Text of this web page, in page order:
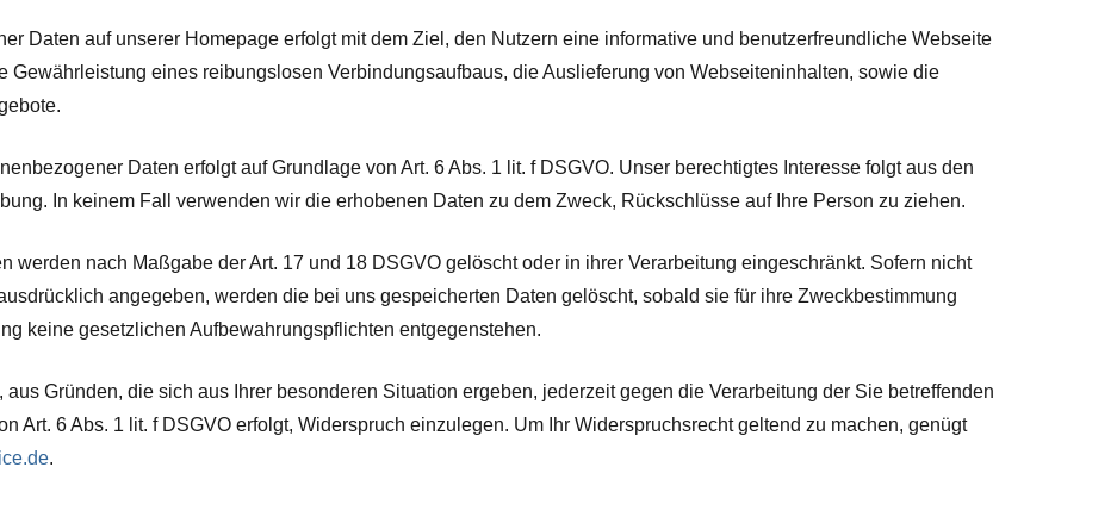
Daten auf unserer Homepage erfolgt mit dem Ziel, den Nutzern eine informative und benutzerfreundliche Webseite
Gewährleistung eines reibungslosen Verbindungsaufbaus, die Auslieferung von Webseiteninhalten, sowie die
Daten erfolgt auf Grundlage von Art. 6 Abs. 1 lit. f DSGVO. Unser berechtigtes Interesse folgt aus den
In keinem Fall verwenden wir die erhobenen Daten zu dem Zweck, Rückschlüsse auf Ihre Person zu ziehen.
werden nach Maßgabe der Art. 17 und 18 DSGVO gelöscht oder in ihrer Verarbeitung eingeschränkt. Sofern nicht
angegeben, werden die bei uns gespeicherten Daten gelöscht, sobald sie für ihre Zweckbestimmung
keine gesetzlichen Aufbewahrungspflichten entgegenstehen.
aus Gründen, die sich aus Ihrer besonderen Situation ergeben, jederzeit gegen die Verarbeitung der Sie betreffenden
Art. 6 Abs. 1 lit. f DSGVO erfolgt, Widerspruch einzulegen. Um Ihr Widerspruchsrecht geltend zu machen, genügt
.